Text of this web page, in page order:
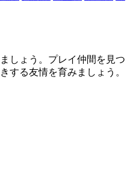
しょう。プレイ仲間を見つ
する友情を育みましょう。